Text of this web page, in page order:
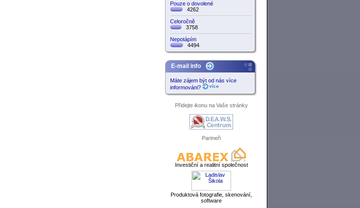
Pouze o dovolené
4262
Celoročně
3758
Nepotápím
4494
E-mail info
Máte zájem být od nás více
informováni?
Přidejte ikonu na Vaše stránky
Partneři
Investiční a realitní společnost
Produktová fotografie, skenování,
software